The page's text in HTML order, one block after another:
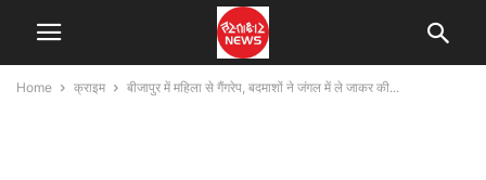
Home क्राइम बीजापुर में महिला से गैंगरेप, बदमाशों ने जंगल में ले जाकर की...